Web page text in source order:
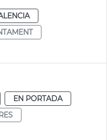
EN PORTADA